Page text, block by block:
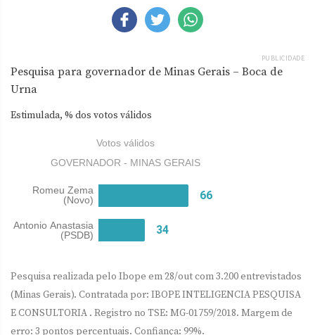
PUBLICIDADE
Pesquisa para governador de Minas Gerais – Boca de
Urna
Estimulada, % dos votos válidos
Pesquisa realizada pelo Ibope em 28/out com 3.200 entrevistados
(Minas Gerais). Contratada por: IBOPE INTELIGENCIA PESQUISA
E CONSULTORIA . Registro no TSE: MG-01759/2018. Margem de
erro: 3 pontos percentuais. Confiança: 99%.